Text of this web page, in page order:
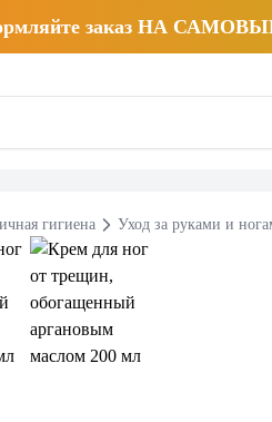
заказ НА
гигиена Уход за руками и